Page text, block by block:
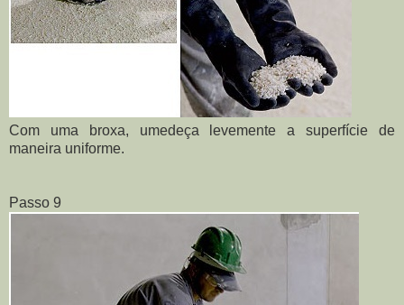
Com uma broxa, umedeça levemente a superfície de
maneira uniforme.
Passo 9